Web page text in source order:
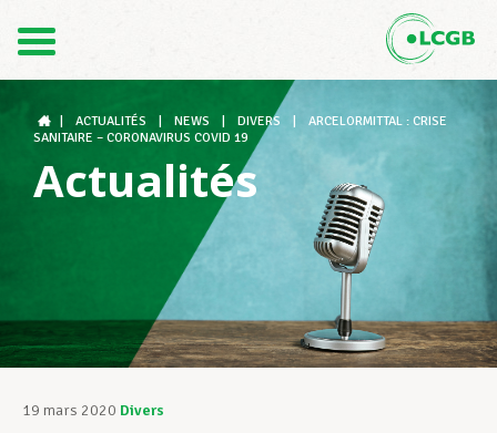
DE
Le LCGB
Structures syndicales
Assistance au Travail
ACTUALITÉS NEWS DIVERS
ARCELORMITTAL : CRISE
SANITAIRE – CORONAVIRUS COVID 19
Actualités
19 mars 2020 Divers